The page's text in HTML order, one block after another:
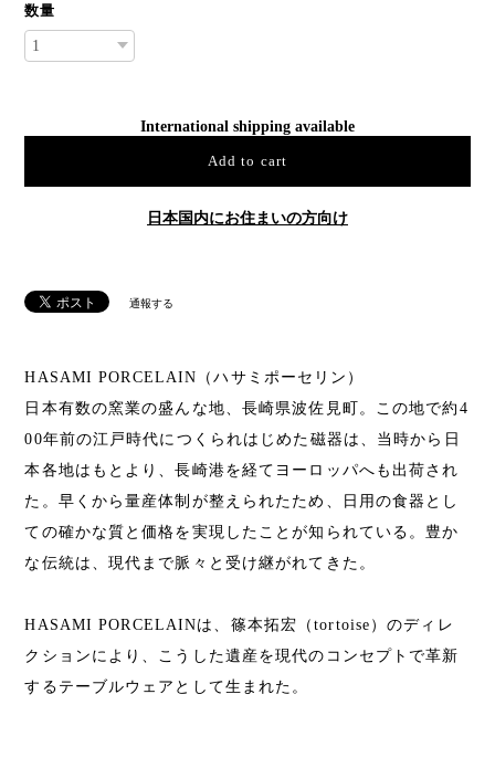
数量
International shipping available
Add to cart
日本国内にお住まいの方向け
通報する
HASAMI PORCELAIN（ハサミポーセリン）
日本有数の窯業の盛んな地、長崎県波佐見町。この地で約4
00年前の江戸時代につくられはじめた磁器は、当時から日
本各地はもとより、長崎港を経てヨーロッパへも出荷され
た。早くから量産体制が整えられたため、日用の食器とし
ての確かな質と価格を実現したことが知られている。豊か
な伝統は、現代まで脈々と受け継がれてきた。
HASAMI PORCELAINは、篠本拓宏（tortoise）のディレ
クションにより、こうした遺産を現代のコンセプトで革新
するテーブルウェアとして生まれた。